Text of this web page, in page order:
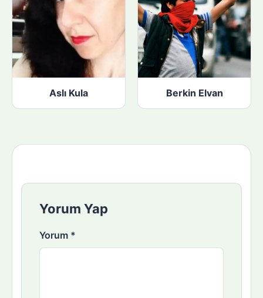
Aslı Kula Berkin Elvan
Yorum Yap
Yorum *